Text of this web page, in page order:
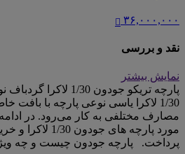
۳۶,۰۰۰,۰۰۰
نقد و بررسی
نمایش بیشتر
پارچه تریکو جودون 1/
1/30 لاکرا یاسی نوعی پارچه با
مصارف مختلفی به کار می‌رود. در
مورد پارچه های
پرداخت. پارچه جودون چیست و چه